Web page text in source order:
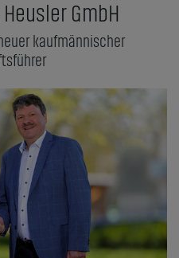
Heusler GmbH
kaufmännischer